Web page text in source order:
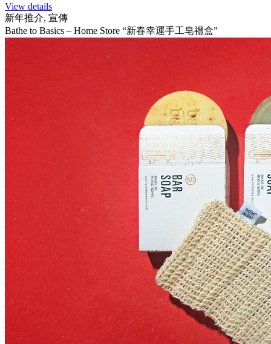
View details
新年推介, 宣傳
Bathe to Basics – Home Store “新春幸運手工皂禮盒”